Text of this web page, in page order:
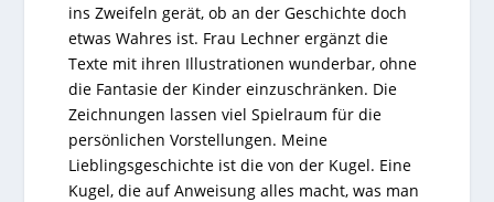
ins Zweifeln gerät, ob an der Geschichte doch
etwas Wahres ist. Frau Lechner ergänzt die
Texte mit ihren Illustrationen wunderbar, ohne
die Fantasie der Kinder einzuschränken. Die
Zeichnungen lassen viel Spielraum für die
persönlichen Vorstellungen. Meine
Lieblingsgeschichte ist die von der Kugel. Eine
Kugel, die auf Anweisung alles macht, was man